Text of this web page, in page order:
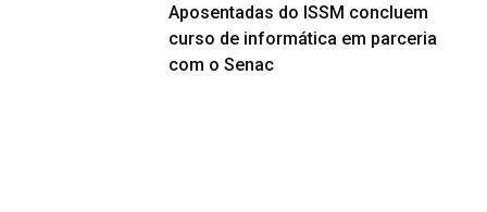
Aposentadas do ISSM concluem
curso de informática em parceria
com o Senac